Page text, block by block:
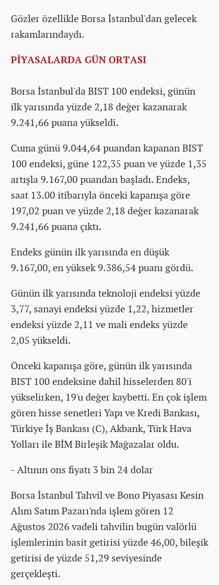
Gözler özellikle Borsa İstanbul'dan gelecek
rakamlarındaydı.
PİYASALARDA GÜN ORTASI
Borsa İstanbul'da BIST 100 endeksi, günün
ilk yarısında yüzde 2,18 değer kazanarak
9.241,66 puana yükseldi.
Cuma günü 9.044,64 puandan kapanan BIST
100 endeksi, güne 122,35 puan ve yüzde 1,35
artışla 9.167,00 puandan başladı. Endeks,
saat 13.00 itibarıyla önceki kapanışa göre
197,02 puan ve yüzde 2,18 değer kazanarak
9.241,66 puana çıktı.
Endeks günün ilk yarısında en düşük
9.167,00, en yüksek 9.386,54 puanı gördü.
Günün ilk yarısında teknoloji endeksi yüzde
3,77, sanayi endeksi yüzde 1,22, hizmetler
endeksi yüzde 2,11 ve mali endeks yüzde
2,05 yükseldi.
Önceki kapanışa göre, günün ilk yarısında
BIST 100 endeksine dahil hisselerden 80'i
yükselirken, 19'u değer kaybetti. En çok işlem
gören hisse senetleri Yapı ve Kredi Bankası,
Türkiye İş Bankası (C), Akbank, Türk Hava
Yolları ile BİM Birleşik Mağazalar oldu.
- Altının ons fiyatı 3 bin 24 dolar
Borsa İstanbul Tahvil ve Bono Piyasası Kesin
Alım Satım Pazarı'nda işlem gören 12
Ağustos 2026 vadeli tahvilin bugün valörlü
işlemlerinin basit getirisi yüzde 46,00, bileşik
getirisi de yüzde 51,29 seviyesinde
gerçekleşti.